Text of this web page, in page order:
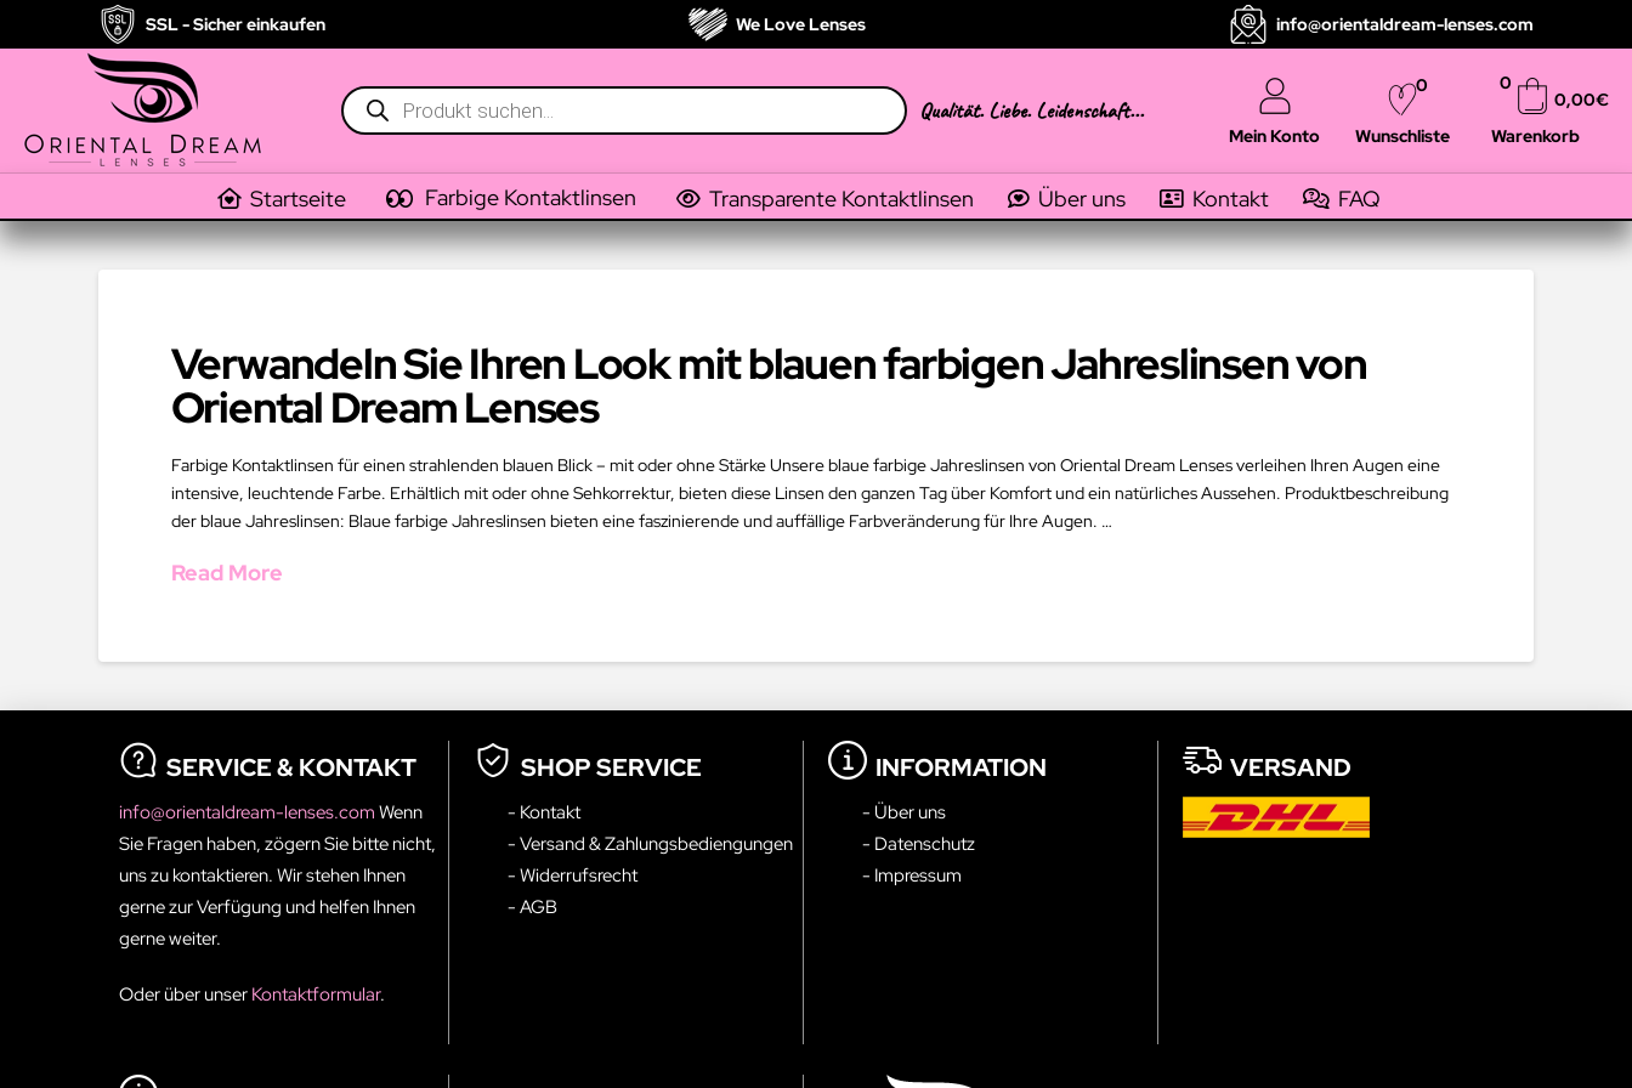
SSL - Sicher einkaufen We Love Lenses info@orientaldream-lenses.com
Products
search
Qualität. Liebe. Leidenschaft...
Mein Konto Wunschliste
0
Warenkorb
0,00€
0
Startseite Farbige Kontaktlinsen Transparente Kontaktlinsen Über uns Kontakt FAQ
Verwandeln Sie Ihren Look mit blauen farbigen Jahreslinsen von
Oriental Dream Lenses
Farbige Kontaktlinsen für einen strahlenden blauen Blick – mit oder ohne Stärke Unsere blaue farbige Jahreslinsen von Oriental Dream Lenses verleihen Ihren Augen eine
intensive, leuchtende Farbe. Erhältlich mit oder ohne Sehkorrektur, bieten diese Linsen den ganzen Tag über Komfort und ein natürliches Aussehen. Produktbeschreibung
der blaue Jahreslinsen: Blaue farbige Jahreslinsen bieten eine faszinierende und auffällige Farbveränderung für Ihre Augen. …
Read More
SERVICE & KONTAKT
info@orientaldream-lenses.comWenn
Sie Fragen haben, zögern Sie bitte nicht,
uns zu kontaktieren. Wir stehen Ihnen
gerne zur Verfügung und helfen Ihnen
gerne weiter.
Oder über unserKontaktformular.
SHOP SERVICE
- Kontakt
- Versand & Zahlungsbediengungen
- Widerrufsrecht
- AGB
INFORMATION
- Über uns
- Datenschutz
- Impressum
VERSAND